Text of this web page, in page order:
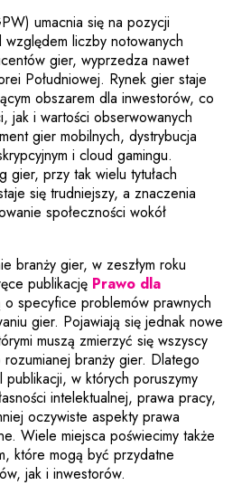
umacnia się na pozycji
liczby notowanych
gier, wyprzedza nawet
Południowej. Rynek gier staje
obszarem dla inwestorów, co
jak i wartości obserwowanych
gier mobilnych, dystrybucja
i cloud gamingu.
gier, przy tak wielu tytułach
się trudniejszy, a znaczenia
społeczności wokół
branży gier, w zeszłym roku
publikację Prawo dla
zostanie otwarty w nowym oknie
o specyfice problemów prawnych
gier. Pojawiają się jednak nowe
muszą zmierzyć się wszyscy
branży gier. Dlatego
publikacji, w których poruszymy
intelektualnej, prawa pracy,
oczywiste aspekty prawa
Wiele miejsca poświecimy także
które mogą być przydatne
jak i inwestorów.